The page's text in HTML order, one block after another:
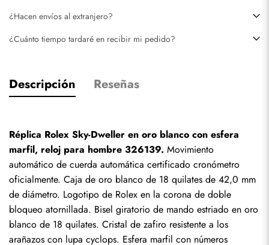
¿Hacen envíos al extranjero?
¿Cuánto tiempo tardaré en recibir mi pedido?
Descripción Reseñas
Réplica Rolex Sky-Dweller en oro blanco con esfera
marfil, reloj para hombre 326139. Movimiento
automático de cuerda automática certificado cronómetro
oficialmente. Caja de oro blanco de 18 quilates de 42,0 mm
de diámetro. Logotipo de Rolex en la corona de doble
bloqueo atornillada. Bisel giratorio de mando estriado en oro
blanco de 18 quilates. Cristal de zafiro resistente a los
arañazos con lupa cyclops. Esfera marfil con números